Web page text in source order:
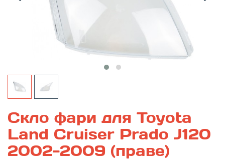
Скло фари для Toyota
Land Cruiser Prado J120
2002-2009 (праве)